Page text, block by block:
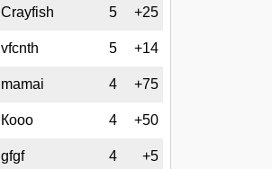
Crayfish 5 +25
vfcnth 5 +14
mamai 4 +75
Кооо 4 +50
gfgf 4 +5